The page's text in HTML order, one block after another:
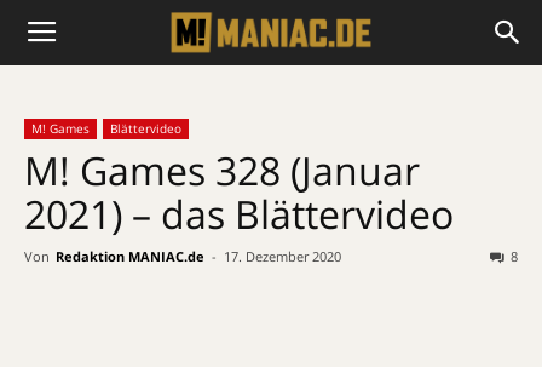
M! Games Blättervideo
M! Games 328 (Januar
2021) – das Blättervideo
Von Redaktion MANIAC.de - 17. Dezember 2020 8